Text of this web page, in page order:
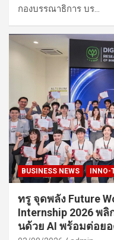
กองบรรณาธิการ บร…
BUSINESS NEWS INNO-
ทรู จุดพลัง Future
Internship 2026 พ
นด้วย AI พร้อมต่อย